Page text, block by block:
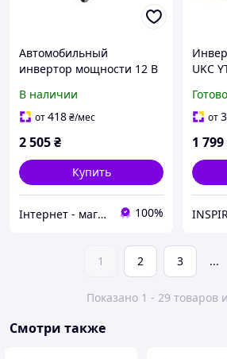
Автомобильный
инвертор мощности 12 В
портативный
В наличии
от418₴/мес
2 505₴
Купить
Інтернет - магазин "ELSTAB.NET" 100%
UKC
от
1 799
1 2 3 ...
Показано 1 - 29 товаров
Смотри также